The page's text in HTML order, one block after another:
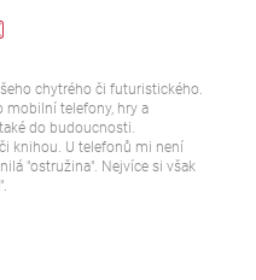
chytrého či futuristického.
mobilní telefony, hry a
do budoucnosti.
knihou. U telefonů mi není
"ostružina". Nejvíce si však